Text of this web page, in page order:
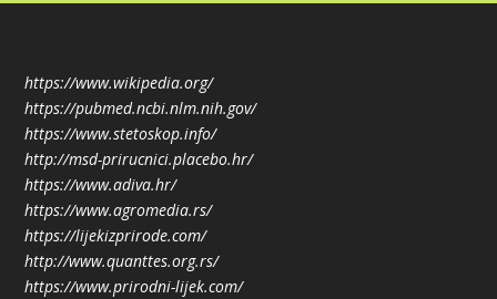
https://www.wikipedia.org/
https://pubmed.ncbi.nlm.nih.gov/
https://www.stetoskop.info/
http://msd-prirucnici.placebo.hr/
https://www.adiva.hr/
https://www.agromedia.rs/
https://lijekizprirode.com/
http://www.quanttes.org.rs/
https://www.prirodni-lijek.com/